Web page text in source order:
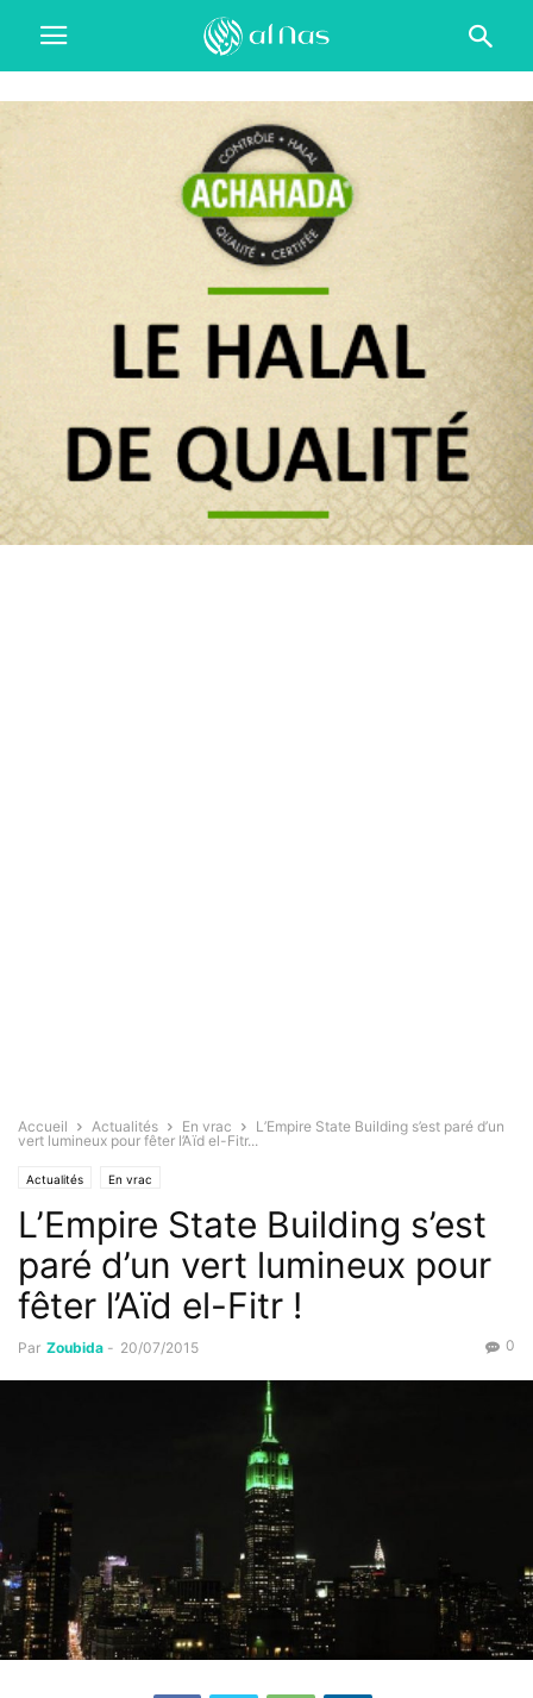
Accueil Actualités En vrac
L’Empire State Building s’est paré d’un
vert lumineux pour fêter l’Aïd el-Fitr...
Actualités En vrac
L’Empire State Building s’est
paré d’un vert lumineux pour
fêter l’Aïd el-Fitr !
Par Zoubida - 20/07/2015 0